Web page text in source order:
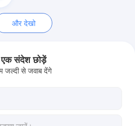
और देखो
एक संदेश छोड़ें
जल्दी से जवाब देंगे